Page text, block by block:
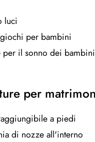
luci
per bambini
per il sonno dei bambini
per
a piedi
di nozze all'interno